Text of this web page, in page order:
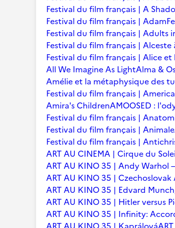
Festival du film français | A
Festival du film français | Adam
Festival du film français | Adults
Festival du film français |
Festival du film français | Alice et
All We Imagine As LightAlma &
Amélie et la métaphysique des
Festival du film français |
Amira's ChildrenAMOOSED :
Festival du film français |
Festival du film français | Animale
Festival du film français |
ART AU CINEMA | Cirque du
ART AU KINO 35 | Andy Warhol
ART AU KINO 35 |
ART AU KINO 35 | Edvard
ART AU KINO 35 | Hitler versus
ART AU KINO 35 | Infinity: